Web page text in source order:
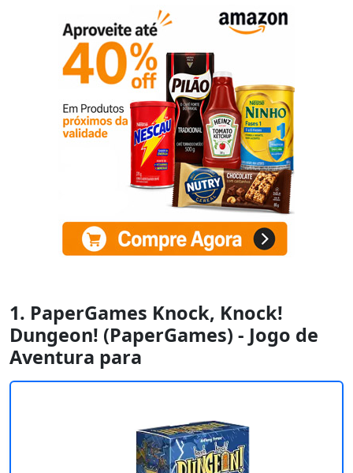
1. PaperGames Knock, Knock!
Dungeon! (PaperGames) - Jogo de
Aventura para